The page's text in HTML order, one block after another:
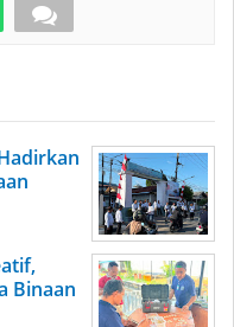
Binaan